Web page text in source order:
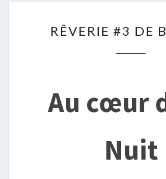
#3
DE
RÊVERIE #3 DE
Au cœur
Nuit